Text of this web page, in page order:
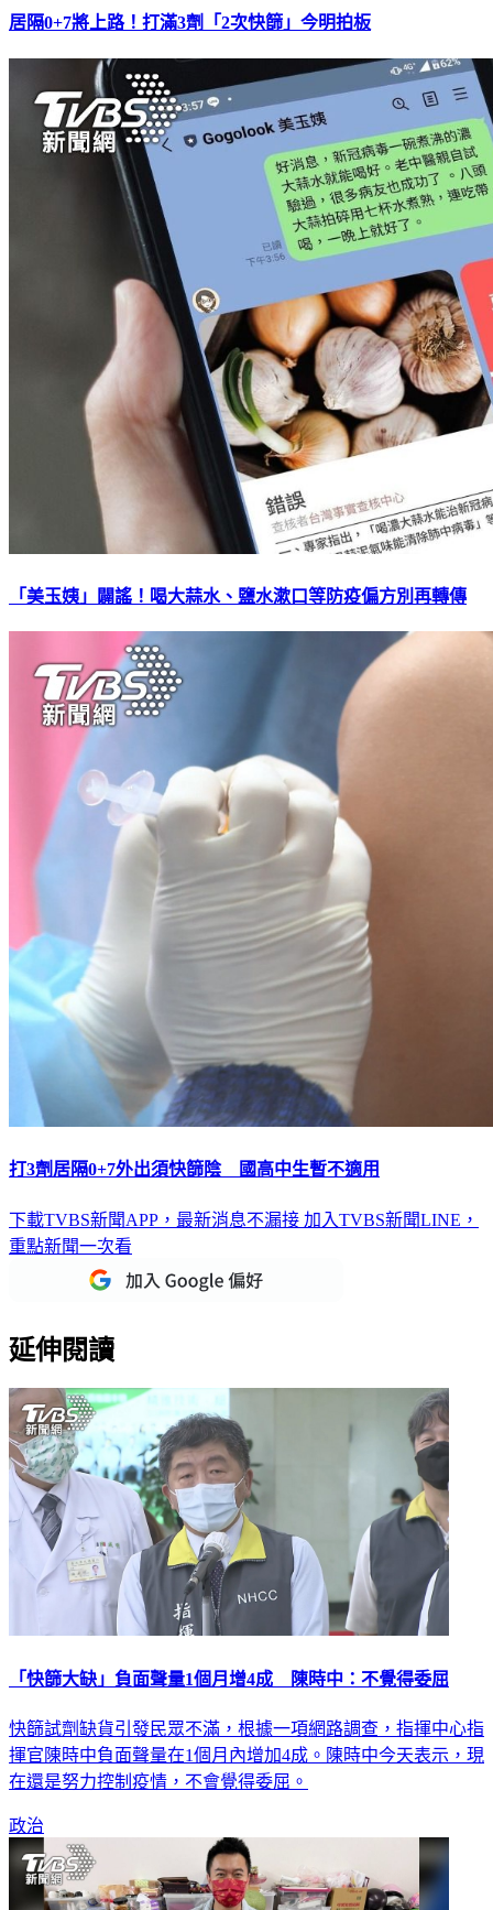
居隔0+7將上路！打滿3劑「2次快篩」今明拍板
「美玉姨」闢謠！喝大蒜水、鹽水漱口等防疫偏方別再轉傳
打3劑居隔0+7外出須快篩陰 國高中生暫不適用
下載TVBS新聞APP，最新消息不漏接 加入TVBS新聞LINE，
重點新聞一次看
延伸閱讀
「快篩大缺」負面聲量1個月增4成 陳時中：不覺得委屈
快篩試劑缺貨引發民眾不滿，根據一項網路調查，指揮中心指
揮官陳時中負面聲量在1個月內增加4成。陳時中今天表示，現
在還是努力控制疫情，不會覺得委屈。
政治